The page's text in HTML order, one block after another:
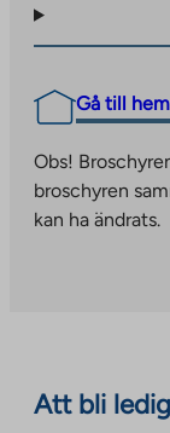
Gå till
Obs!
broschyren
kan ha ändrats.
Att bli